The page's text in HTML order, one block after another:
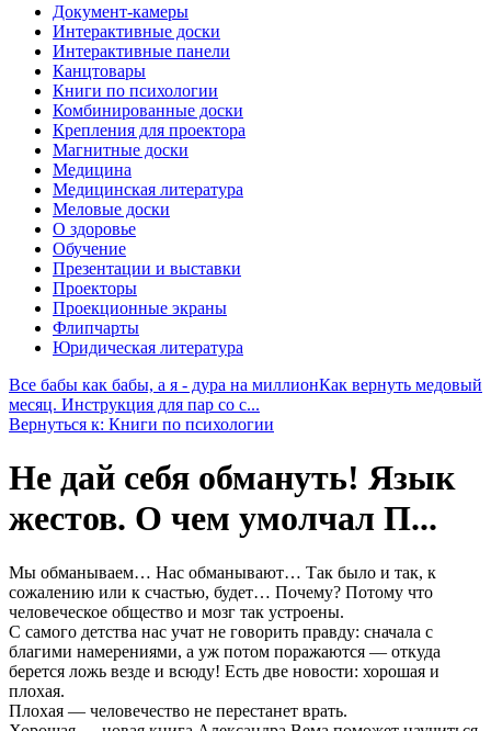
Документ-камеры
Интерактивные доски
Интерактивные панели
Канцтовары
Книги по психологии
Комбинированные доски
Крепления для проектора
Магнитные доски
Медицина
Медицинская литература
Меловые доски
О здоровье
Обучение
Презентации и выставки
Проекторы
Проекционные экраны
Флипчарты
Юридическая литература
Все бабы как бабы, а я - дура на миллионКак вернуть медовый
месяц. Инструкция для пар со с...
Вернуться к: Книги по психологии
Не дай себя обмануть! Язык
жестов. О чем умолчал П...
Мы обманываем… Нас обманывают… Так было и так, к
сожалению или к счастью, будет… Почему? Потому что
человеческое общество и мозг так устроены.
С самого детства нас учат не говорить правду: сначала с
благими намерениями, а уж потом поражаются — откуда
берется ложь везде и всюду! Есть две новости: хорошая и
плохая.
Плохая — человечество не перестанет врать.